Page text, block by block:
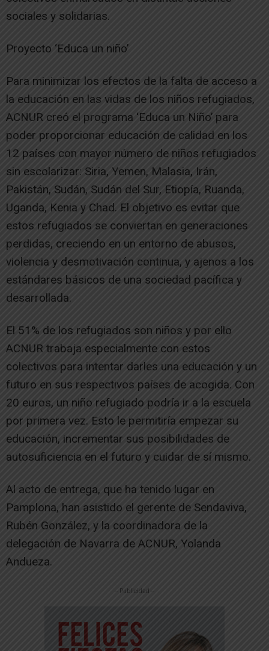
sociales y solidarias.
Proyecto ‘Educa un niño’
Para minimizar los efectos de la falta de acceso a
la educación en las vidas de los niños refugiados,
ACNUR creó el programa ‘Educa un Niño’ para
poder proporcionar educación de calidad en los
12 países con mayor número de niños refugiados
sin escolarizar: Siria, Yemen, Malasia, Irán,
Pakistán, Sudán, Sudán del Sur, Etiopía, Ruanda,
Uganda, Kenia y Chad. El objetivo es evitar que
estos refugiados se conviertan en generaciones
perdidas, creciendo en un entorno de abusos,
violencia y desmotivación continua, y ajenos a los
estándares básicos de una sociedad pacífica y
desarrollada.
El 51% de los refugiados son niños y por ello
ACNUR trabaja especialmente con estos
colectivos para intentar darles una educación y un
futuro en sus respectivos países de acogida. Con
20 euros, un niño refugiado podría ir a la escuela
por primera vez. Esto le permitiría empezar su
educación, incrementar sus posibilidades de
autosuficiencia en el futuro y cuidar de sí mismo.
Al acto de entrega, que ha tenido lugar en
Pamplona, han asistido el gerente de Sendaviva,
Rubén González, y la coordinadora de la
delegación de Navarra de ACNUR, Yolanda
Andueza.
-- Publicidad --